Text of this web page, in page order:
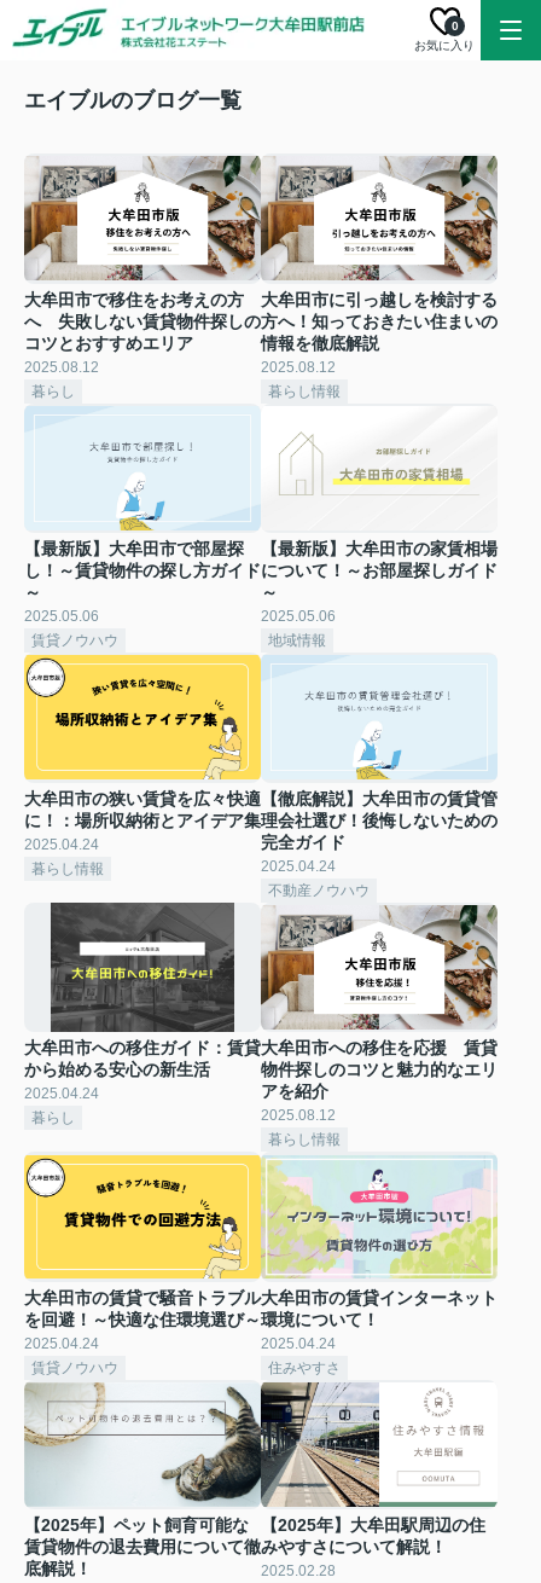
お気に入り
0
エイブルのブログ一覧
大牟田市で移住をお考えの方
へ 失敗しない賃貸物件探しの
コツとおすすめエリア
2025.08.12
暮らし
大牟田市に引っ越しを検討する
方へ！知っておきたい住まいの
情報を徹底解説
2025.08.12
暮らし情報
【最新版】大牟田市で部屋探
し！～賃貸物件の探し方ガイド
～
2025.05.06
賃貸ノウハウ
【最新版】大牟田市の家賃相場
について！～お部屋探しガイド
～
2025.05.06
地域情報
大牟田市の狭い賃貸を広々快適
に！：場所収納術とアイデア集
2025.04.24
暮らし情報
【徹底解説】大牟田市の賃貸管
理会社選び！後悔しないための
完全ガイド
2025.04.24
不動産ノウハウ
大牟田市への移住ガイド：賃貸
から始める安心の新生活
2025.04.24
暮らし
大牟田市への移住を応援 賃貸
物件探しのコツと魅力的なエリ
アを紹介
2025.08.12
暮らし情報
大牟田市の賃貸で騒音トラブル
を回避！～快適な住環境選び～
2025.04.24
賃貸ノウハウ
大牟田市の賃貸インターネット
環境について！
2025.04.24
住みやすさ
【2025年】ペット飼育可能な
賃貸物件の退去費用について徹
底解説！
【2025年】大牟田駅周辺の住
みやすさについて解説！
2025.02.28